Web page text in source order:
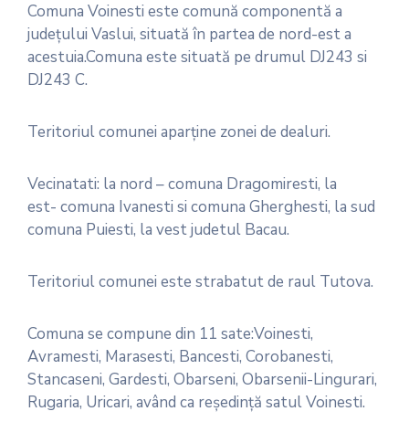
Comuna Voinesti este comună componentă a
judeţului Vaslui, situată în partea de nord-est a
acestuia.Comuna este situată pe drumul DJ243 si
DJ243 C.
Teritoriul comunei aparţine zonei de dealuri.
Vecinatati: la nord – comuna Dragomiresti, la
est- comuna Ivanesti si comuna Gherghesti, la sud
comuna Puiesti, la vest judetul Bacau.
Teritoriul comunei este strabatut de raul Tutova.
Comuna se compune din 11 sate:Voinesti,
Avramesti, Marasesti, Bancesti, Corobanesti,
Stancaseni, Gardesti, Obarseni, Obarsenii-Lingurari,
Rugaria, Uricari, având ca reşedinţă satul Voinesti.